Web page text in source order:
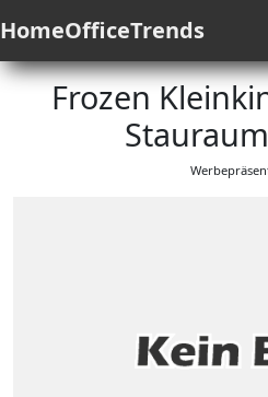
HomeOfficeTrends
Frozen